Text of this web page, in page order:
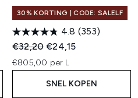
30% KORTING | CODE: SALELF
4.8 (353)
Recommended Retail Price:
€32,20Huidige prijs:
€24,15
€805,00 per L
SNEL KOPEN